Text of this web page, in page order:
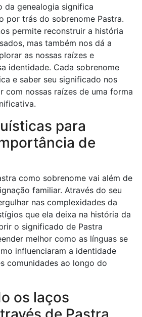
da genealogia significa
por trás do sobrenome Pastra.
permite reconstruir a história
mas também nos dá a
as nossas raízes e
identidade. Cada sobrenome
e saber seu significado nos
com nossas raízes de uma forma
para
de
como sobrenome vai além de
familiar. Através do seu
nas complexidades da
que ela deixa na história da
o significado de Pastra
melhor como as línguas se
influenciaram a identidade
comunidades ao longo do
os laços